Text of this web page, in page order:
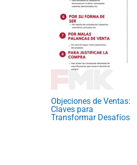
Objeciones de Ventas:
Claves para
Transformar Desafíos